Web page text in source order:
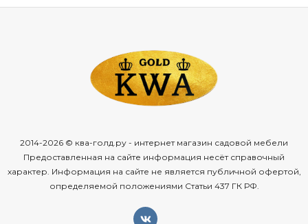
2014-2026 © ква-голд.ру - интернет магазин садовой мебели
Предоставленная на сайте информация несёт справочный
характер. Информация на сайте не является публичной офертой,
определяемой положениями Статьи 437 ГК РФ.